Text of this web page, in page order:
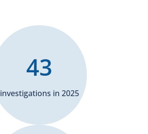
investigations in 2025
43